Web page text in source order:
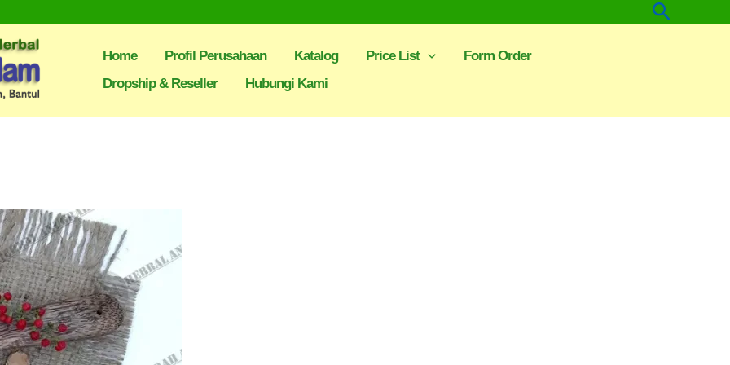
Cari
Home Profil Perusahaan Katalog Price List
Form Order
Dropship & Reseller
Hubungi Kami